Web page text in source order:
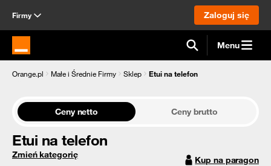
Firmy Zaloguj się
Strona główna Orange.pl Menu
Orange.pl Małe i Średnie Firmy Sklep Etui na telefon
Ceny netto Ceny brutto
Etui na telefon
Zmień kategorię Kup na paragon